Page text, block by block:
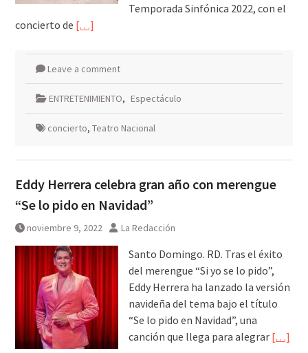
Temporada Sinfónica 2022, con el
concierto de […]
Leave a comment
ENTRETENIMIENTO, Espectáculo
concierto, Teatro Nacional
Eddy Herrera celebra gran año con merengue
“Se lo pido en Navidad”
noviembre 9, 2022 La Redacción
Santo Domingo. RD. Tras el éxito
del merengue “Si yo se lo pido”,
Eddy Herrera ha lanzado la versión
navideña del tema bajo el título
“Se lo pido en Navidad”, una
canción que llega para alegrar […]